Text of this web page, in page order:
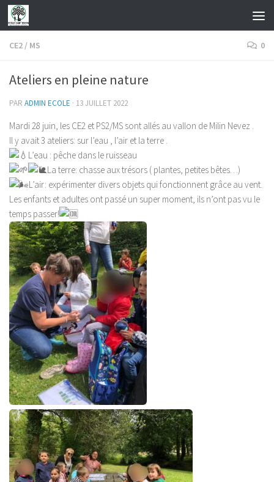
Skip to content
CE2 / MS 0
Ateliers en pleine nature
PAR ADMIN ECOLE · 13 JUILLET 2022
Mardi 28 juin, les CE2 et PS2/MS sont allés au vallon de Milin Nevez .
Il y avait 3 ateliers: sur l’eau , l’air et la terre .
L’eau : pêche dans le ruisseau
La terre: chasse aux trésors ( plantes, petites bêtes…)
L’air: expérimenter divers objets qui fonctionnent grâce au vent.
Les enfants et adultes ont passé un super moment, ils n’ont pas vu le
temps passer!